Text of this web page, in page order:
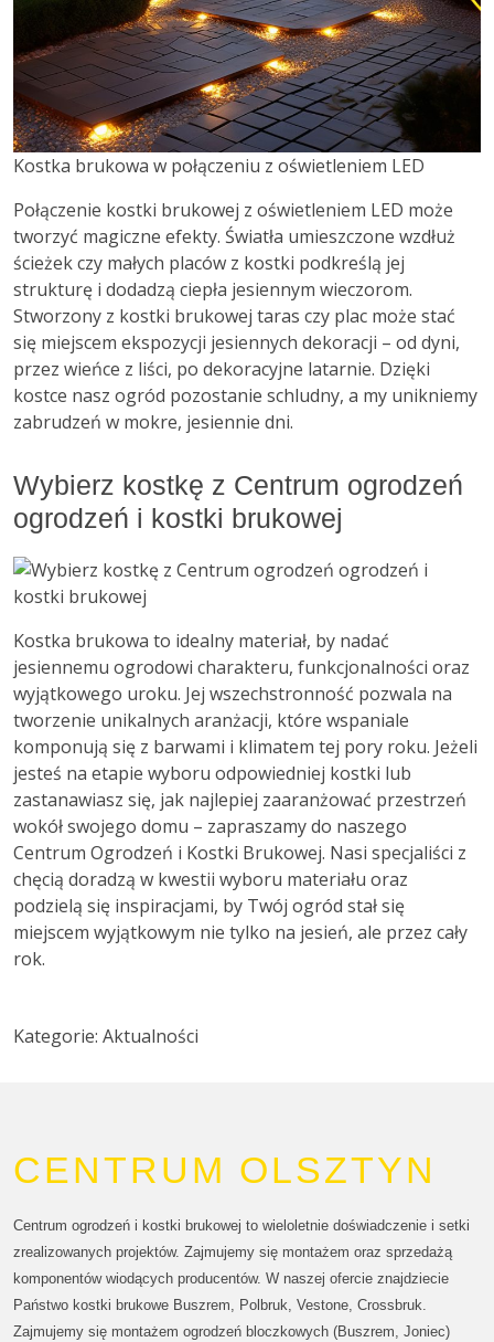
Kostka brukowa w połączeniu z oświetleniem LED
Połączenie kostki brukowej z oświetleniem LED może
tworzyć magiczne efekty. Światła umieszczone wzdłuż
ścieżek czy małych placów z kostki podkreślą jej
strukturę i dodadzą ciepła jesiennym wieczorom.
Stworzony z kostki brukowej taras czy plac może stać
się miejscem ekspozycji jesiennych dekoracji – od dyni,
przez wieńce z liści, po dekoracyjne latarnie. Dzięki
kostce nasz ogród pozostanie schludny, a my unikniemy
zabrudzeń w mokre, jesiennie dni.
Wybierz kostkę z Centrum ogrodzeń
ogrodzeń i kostki brukowej
Kostka brukowa to idealny materiał, by nadać
jesiennemu ogrodowi charakteru, funkcjonalności oraz
wyjątkowego uroku. Jej wszechstronność pozwala na
tworzenie unikalnych aranżacji, które wspaniale
komponują się z barwami i klimatem tej pory roku. Jeżeli
jesteś na etapie wyboru odpowiedniej kostki lub
zastanawiasz się, jak najlepiej zaaranżować przestrzeń
wokół swojego domu – zapraszamy do naszego
Centrum Ogrodzeń i Kostki Brukowej. Nasi specjaliści z
chęcią doradzą w kwestii wyboru materiału oraz
podzielą się inspiracjami, by Twój ogród stał się
miejscem wyjątkowym nie tylko na jesień, ale przez cały
rok.
Kategorie: Aktualności
CENTRUM OLSZTYN
Centrum ogrodzeń i kostki brukowej to wieloletnie doświadczenie i setki
zrealizowanych projektów. Zajmujemy się montażem oraz sprzedażą
komponentów wiodących producentów. W naszej ofercie znajdziecie
Państwo kostki brukowe Buszrem, Polbruk, Vestone, Crossbruk.
Zajmujemy się montażem ogrodzeń bloczkowych (Buszrem, Joniec)